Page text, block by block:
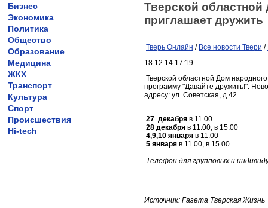
Бизнес
Экономика
Политика
Общество
Образование
Медицина
ЖКХ
Транспорт
Культура
Спорт
Происшествия
Hi-tech
Тверской областной
приглашает дружить
Тверь Онлайн / Все новости Твери /
18.12.14 17:19
Тверской областной Дом
программу "Давайте дружить!".
адресу: ул. Советская, д.42
27 декабря в 11.00
28 декабря в 11.00, в 15.00
4,9,10 января в 11.00
5 января в 11.00, в 15.00
Телефон для групповых и
Источник: Газета Тверская Жизнь